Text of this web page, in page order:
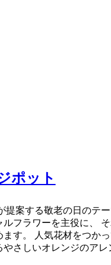
ポット
案する敬老の日のテ
フラワーを主役に、
す。 人気花材をつか
さしいオレンジのアレ